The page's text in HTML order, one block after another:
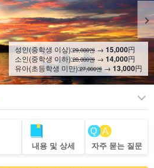
성인(중학생 이상):29,000엔 → 15,000円
소인(중학생 이하):28,000엔 → 14,000円
유아(초등학생 미만):27,000엔 → 13,000円
내용 및 상세 자주 묻는 질문